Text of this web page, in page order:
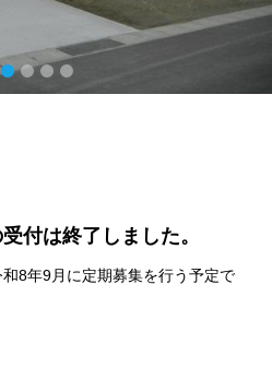
付は終了しました。
8年9月に定期募集を行う予定で